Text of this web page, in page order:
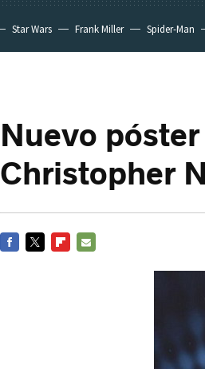
Star Wars Frank Miller Spider-Man
Nuevo
Christopher